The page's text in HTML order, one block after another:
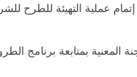
عملية التهيئة للطرح
المعنية بمتابعة برنامج